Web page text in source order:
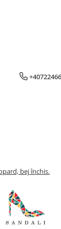
bej închis.